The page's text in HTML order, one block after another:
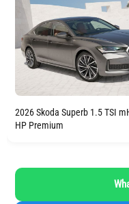
2026 Skoda Superb 1.5 TSI
HP Premium